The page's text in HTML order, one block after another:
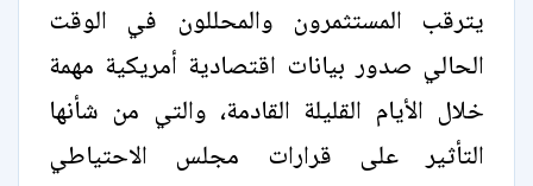
يترقب المستثمرون والمحللون في الوقت
الحالي صدور بيانات اقتصادية أمريكية مهمة
خلال الأيام القليلة القادمة، والتي من شأنها
التأثير على قرارات مجلس الاحتياطي